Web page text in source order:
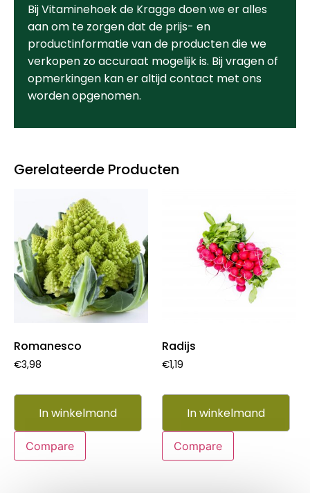
Gerelateerde Producten
Romanesco
€3,98
In winkelmand
Compare
Radijs
€1,19
In winkelmand
Compare
Bij Vitaminehoek de Kragge doen we er alles
aan om te zorgen dat de prijs- en
productinformatie van de producten die we
verkopen zo accuraat mogelijk is. Bij vragen of
opmerkingen kan er altijd contact met ons
worden opgenomen.